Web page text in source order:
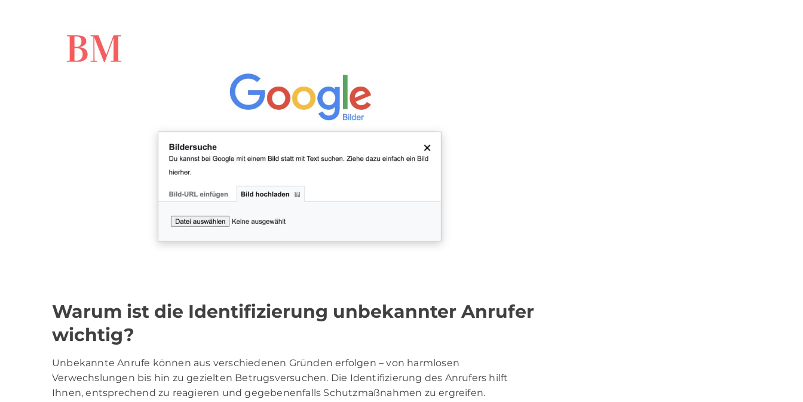
Warum ist die Identifizierung unbekannter Anrufer
wichtig?
Unbekannte Anrufe können aus verschiedenen Gründen erfolgen – von harmlosen
Verwechslungen bis hin zu gezielten Betrugsversuchen. Die Identifizierung des Anrufers hilft
Ihnen, entsprechend zu reagieren und gegebenenfalls Schutzmaßnahmen zu ergreifen.